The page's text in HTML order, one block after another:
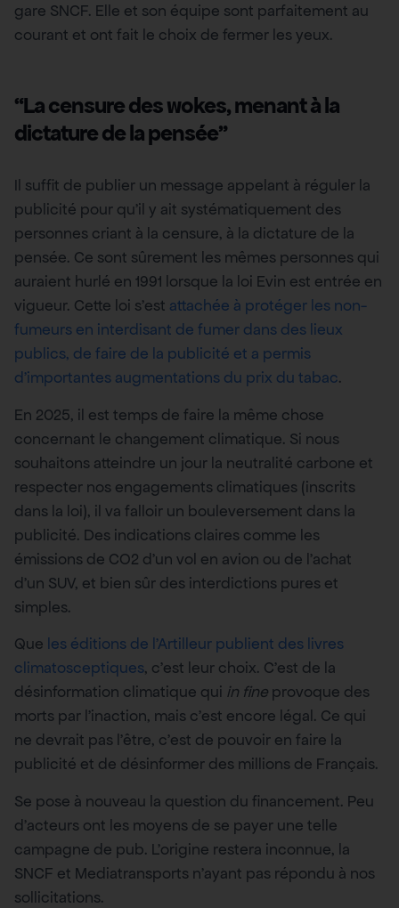
gare SNCF. Elle et son équipe sont parfaitement au
courant et ont fait le choix de fermer les yeux.
“La censure des wokes, menant à la
dictature de la pensée”
Il suffit de publier un message appelant à réguler la
publicité pour qu’il y ait systématiquement des
personnes criant à la censure, à la dictature de la
pensée. Ce sont sûrement les mêmes personnes qui
auraient hurlé en 1991 lorsque la loi Evin est entrée en
vigueur. Cette loi s’est attachée à protéger les non-
fumeurs en interdisant de fumer dans des lieux
publics, de faire de la publicité et a permis
d’importantes augmentations du prix du tabac.
En 2025, il est temps de faire la même chose
concernant le changement climatique. Si nous
souhaitons atteindre un jour la neutralité carbone et
respecter nos engagements climatiques (inscrits
dans la loi), il va falloir un bouleversement dans la
publicité. Des indications claires comme les
émissions de CO2 d’un vol en avion ou de l’achat
d’un SUV, et bien sûr des interdictions pures et
simples.
Que les éditions de l’Artilleur publient des livres
climatosceptiques, c’est leur choix. C’est de la
désinformation climatique qui in fine provoque des
morts par l’inaction, mais c’est encore légal. Ce qui
ne devrait pas l’être, c’est de pouvoir en faire la
publicité et de désinformer des millions de Français.
Se pose à nouveau la question du financement. Peu
d’acteurs ont les moyens de se payer une telle
campagne de pub. L’origine restera inconnue, la
SNCF et Mediatransports n’ayant pas répondu à nos
sollicitations.